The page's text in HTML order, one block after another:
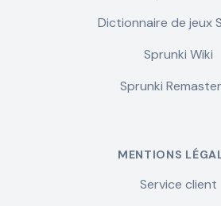
Dictionnaire de jeux
Sprunki Wiki
Sprunki
MENTIONS
Service client